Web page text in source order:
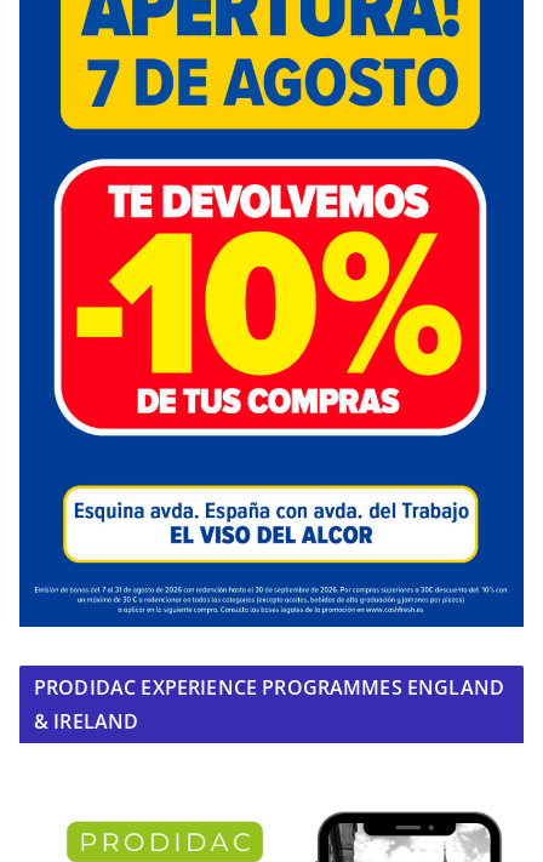
PRODIDAC EXPERIENCE PROGRAMMES ENGLAND
& IRELAND